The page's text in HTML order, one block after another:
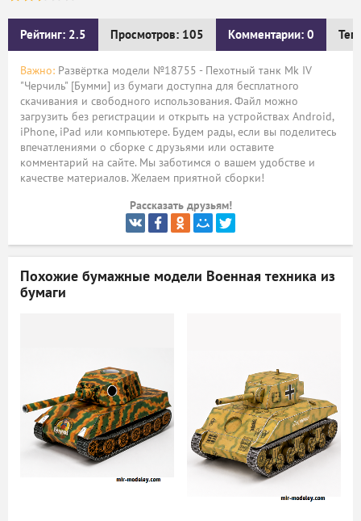
Рейтинг: 2.5 Просмотров: 105 Комментарии: 0
Важно: Развёртка модели №18755 - Пехотный танк Mk IV
"Черчиль" [Бумми] из бумаги доступна для бесплатного
скачивания и свободного использования. Файл можно
загрузить без регистрации и открыть на устройствах Android,
iPhone, iPad или компьютере. Будем рады, если вы поделитесь
впечатлениями о сборке с друзьями или оставите
комментарий на сайте. Мы заботимся о вашем удобстве и
качестве материалов. Желаем приятной сборки!
Рассказать друзьям!
Похожие бумажные модели Военная техника из
бумаги